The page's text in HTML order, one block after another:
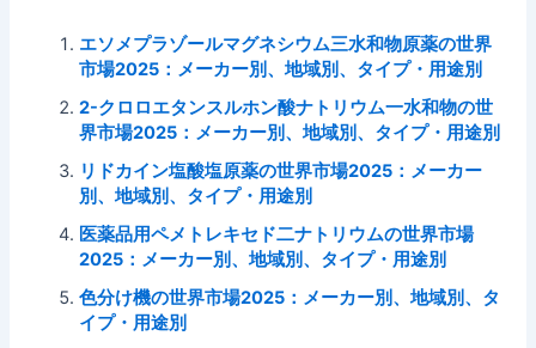
エソメプラゾールマグネシウム三水和物原薬の世界
市場2025：メーカー別、地域別、タイプ・用途別
2-クロロエタンスルホン酸ナトリウム一水和物の世
界市場2025：メーカー別、地域別、タイプ・用途別
リドカイン塩酸塩原薬の世界市場2025：メーカー
別、地域別、タイプ・用途別
医薬品用ペメトレキセド二ナトリウムの世界市場
2025：メーカー別、地域別、タイプ・用途別
色分け機の世界市場2025：メーカー別、地域別、タ
イプ・用途別